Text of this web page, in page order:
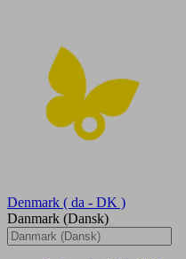
Denmark ( da - DK )
Danmark (Dansk)